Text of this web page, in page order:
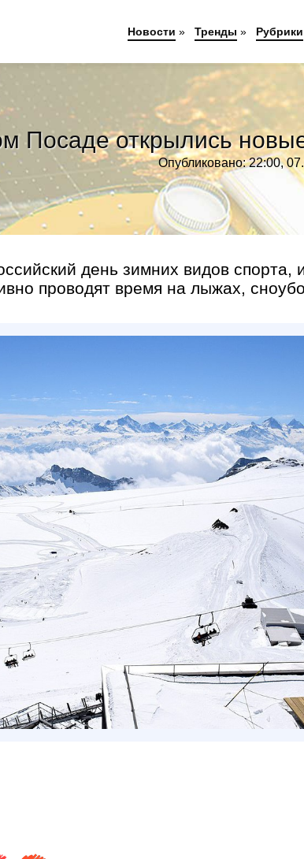
Посаде открылись
Опубликовано: 22:00,
день зимних видов спорта,
проводят время на лыжах,
Новости » Тренды » Рубрики